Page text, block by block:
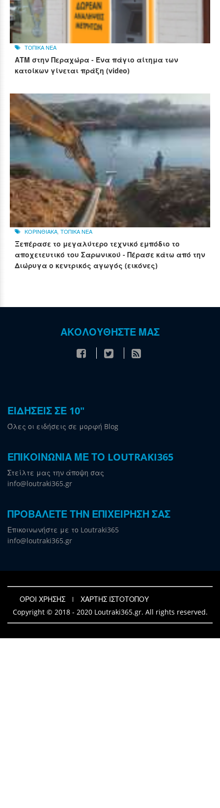
ΤΟΠΙΚΑ ΝΕΑ
ΑΤΜ στην Περαχώρα - Ένα πάγιο αίτημα των
κατοίκων γίνεται πράξη (video)
ΚΟΡΙΝΘΙΑΚΑ, ΤΟΠΙΚΑ ΝΕΑ
Ξεπέρασε το μεγαλύτερο τεχνικό εμπόδιο το
αποχετευτικό του Σαρωνικού - Πέρασε κάτω από την
Διώρυγα ο κεντρικός αγωγός (εικόνες)
ΑΚΟΛΟΥΘΗΣΤΕ ΜΑΣ
ΕΙΔΗΣΕΙΣ ΣΕ 10"
Όλες οι ειδήσεις σε μορφή Blog
ΕΠΙΚΟΙΝΩΝΙΑ ΜΕ ΤΟ LOUTRAKI365
Στείλτε μας την άποψη σας
info@loutraki365.gr
ΠΡΟΒΑΛΕΤΕ ΤΗΝ ΕΠΙΧΕΙΡΗΣΗ ΣΑΣ
Επικοινωνήστε με το Loutraki365
info@loutraki365.gr
ΟΡΟΙ ΧΡΗΣΗΣ
ΧΑΡΤΗΣ ΙΣΤΟΤΟΠΟΥ
Copyright © 2018 - 2020 Loutraki365.gr. All rights reserved.